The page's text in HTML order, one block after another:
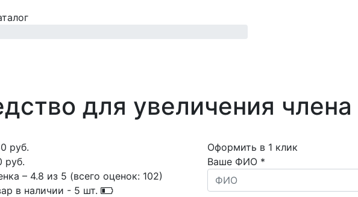
для увеличения члена
руб.
руб.
– 4.8 из 5 (всего оценок: 102)
в наличии - 5 шт.
Оформить в 1 клик
Ваше ФИО *